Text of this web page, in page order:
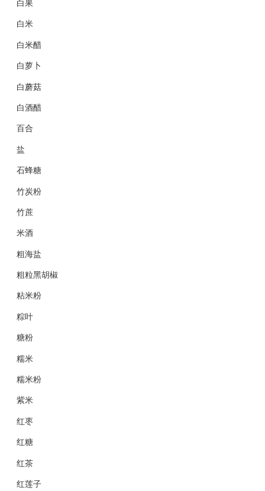
白果
白米
白米醋
白萝卜
白蘑菇
白酒醋
百合
盐
石蜂糖
竹炭粉
竹蔗
米酒
粗海盐
粗粒黑胡椒
粘米粉
粽叶
糖粉
糯米
糯米粉
紫米
红枣
红糖
红茶
红莲子